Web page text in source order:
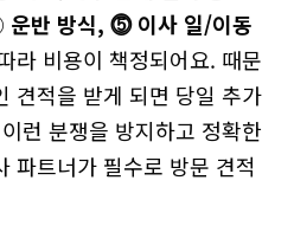
운반 방식, ⓹ 이사 일/이동
라 비용이 책정되어요. 때문
견적을 받게 되면 당일 추가
런 분쟁을 방지하고 정확한
파트너가 필수로 방문 견적